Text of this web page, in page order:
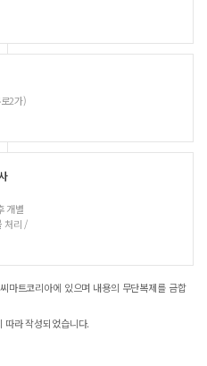
2가)
개별
처리 /
마트코리아에 있으며 내용의 무단복제를 금합
따라 작성되었습니다.